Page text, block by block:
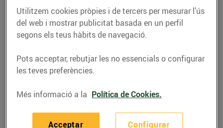
La recaptació s’ha portat a terme a través
de l’Arrodoniment Solidari als
establiments del Grup Bon Preu i s’han
realitzat117.520donacions.
L’import va destinat al seu programa de
suport psicosocial integral, gratuït i obert
a totes les persones amb càncer, els seus
Des de febrer de 2019, Bon Preu ha
col·laborat amb més de 25 associacions i
ha recaptat més d’1,5 milions d’euros a
Utilitzem cookies pròpies i de tercers per mesurar l’ús
del web i mostrar publicitat basada en un perfil
segons els teus hàbits de navegació.
Pots acceptar, rebutjar les no essencials o configurar
les teves preferències.
Més informació a la Política de Cookies.
Configurar
Acceptar